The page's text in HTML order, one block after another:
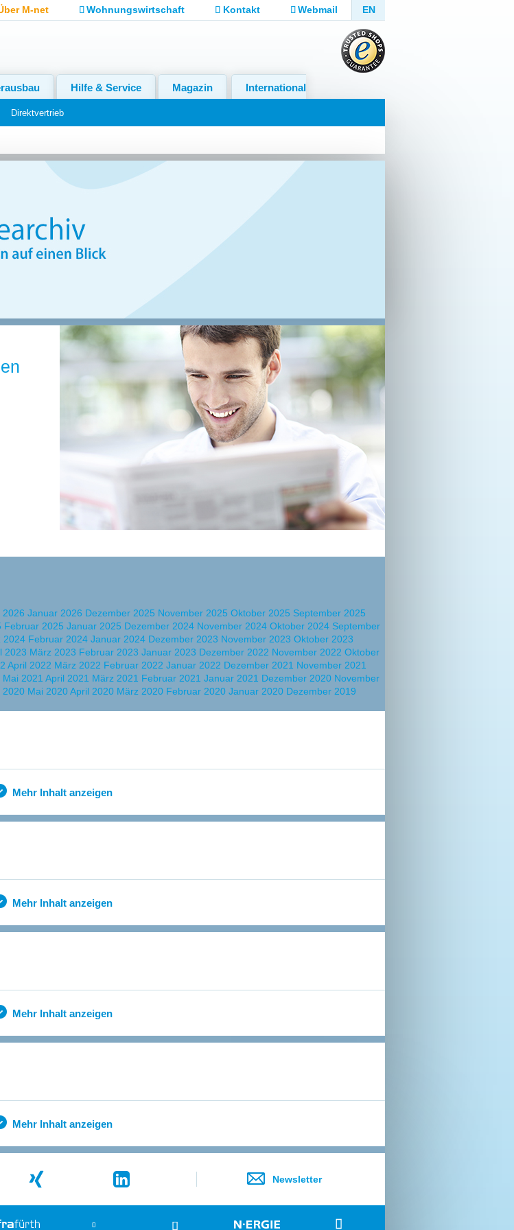
M-net Wohnungswirtschaft Kontakt Webmail EN
Hilfe & Service Magazin
Direktvertrieb
International
2026 Januar 2026 Dezember 2025 November 2025 Oktober 2025 September 2025
Februar 2025 Januar 2025 Dezember 2024 November 2024 Oktober 2024 September
2024 Februar 2024 Januar 2024 Dezember 2023 November 2023 Oktober 2023
2023 März 2023 Februar 2023 Januar 2023 Dezember 2022 November 2022 Oktober
April 2022 März 2022 Februar 2022 Januar 2022 Dezember 2021 November 2021
Mai 2021 April 2021 März 2021 Februar 2021 Januar 2021 Dezember 2020 November
2020 Mai 2020April 2020 März 2020 Februar 2020 Januar 2020 Dezember 2019
Mehr Inhalt anzeigen
Mehr Inhalt anzeigen
Mehr Inhalt anzeigen
Mehr Inhalt anzeigen
Newsletter